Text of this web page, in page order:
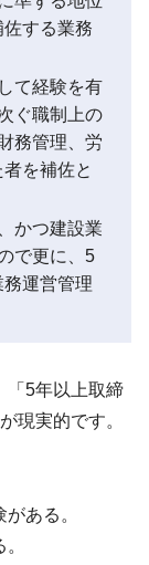
する業務
て経験を有
ぐ職制上の
務管理、労
を補佐と
かつ建設業
で更に、5
運営管理
「5年以上取締
現実的です。
ある。